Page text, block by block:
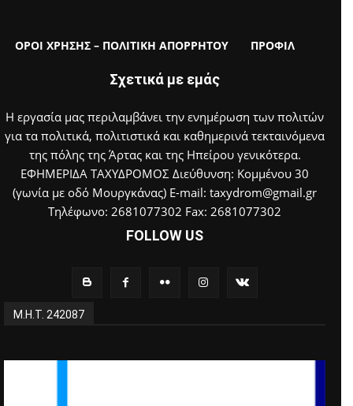
ΟΡΟΙ ΧΡΗΣΗΣ – ΠΟΛΙΤΙΚΗ ΑΠΟΡΡΗΤΟΥ ΠΡΟΦΙΛ
Σχετικά με εμάς
Η εργασία μας περιλαμβάνει την ενημέρωση των πολιτών
για τα πολιτικά, πολιτιστικά και καθημερινά τεκταινόμενα
της πόλης της Άρτας και της Ηπείρου γενικότερα.
ΕΦΗΜΕΡΙΔΑ ΤΑΧΥΔΡΟΜΟΣ Διεύθυνση: Κομμένου 30
(γωνία με οδό Μουργκάνας) E-mail: taxydrom@gmail.gr
Τηλέφωνο: 2681077302 Fax: 2681077302
FOLLOW US
Μ.Η.Τ. 242087